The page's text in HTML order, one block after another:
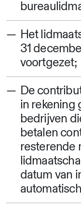
Het
31
voortgezet;
De
in rekening
bedrijven
betalen
resterende
datum van